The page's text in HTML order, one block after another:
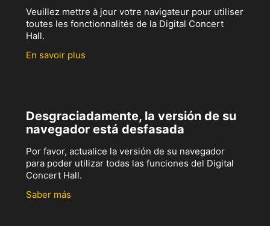
Veuillez mettre à jour votre navigateur pour utiliser
toutes les fonctionnalités de la Digital Concert
Hall.
En savoir plus
Desgraciadamente, la versión de su
navegador está desfasada
Por favor, actualice la versión de su navegador
para poder utilizar todas las funciones del Digital
Concert Hall.
Saber más